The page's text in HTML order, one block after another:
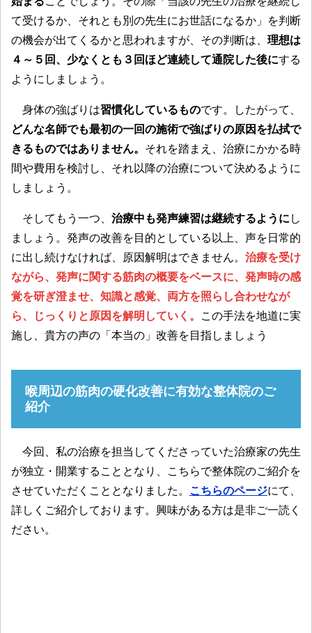
て受けるか、それとも別の先生にお世話になるか」を判断
の機会が出てくるかと思われますが、その判断は、 理想は
４～５回、少なくとも３回ほど連続して通院した後にする
ようにしましょう。
身体の強ばりは習慣化しているものです。したがって、
どんな名師でも最初の一回の施術で強ばりの原因を払拭で
きるものではありません。 それを踏まえ、治療にかかる時
間や費用を検討し、それ以降の治療について決めるように
しましょう。
そしてもう一つ、 治療中も発声練習は継続するように し
ましょう。発声の改善を目的としている以上、声を日常的
に出し続けなければ、原因解明はできません。 治療を受け
ながら、発声に関する筋肉の概要をベースに、発声時の感
覚を研ぎ澄ませ、知識と感覚、両方を照らし合わせなが
ら、じっくりと原因を解明していく。
この手法を地道に実
施し、貴方の声の「本当の」改善を目指しましょう
喉周辺の筋肉の硬化改善に有効な整体院のご
紹介
今回、私の治療を担当してくださっていた治療家の先生
が独立・開業することとなり、こちらで整体院のご紹介を
させていただくこととなりました。 こちらのページにて、
詳しくご紹介しております。興味がある方は是非ご一読く
ださい。